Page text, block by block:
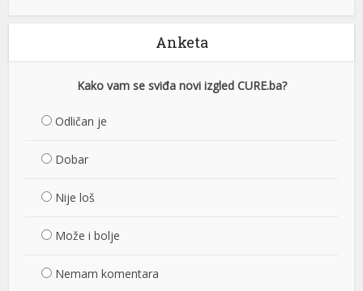
Anketa
Kako vam se sviđa novi izgled CURE.ba?
Odličan je
Dobar
Nije loš
Može i bolje
Nemam komentara